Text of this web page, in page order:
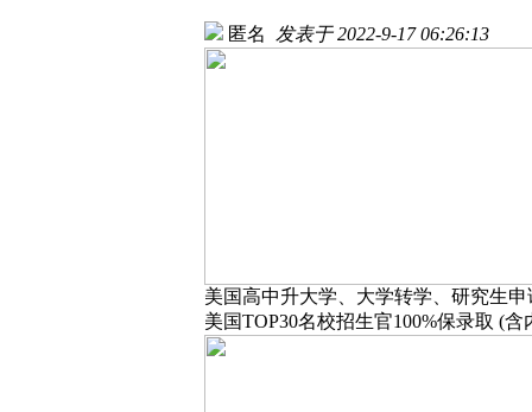
匿名 发表于 2022-9-17 06:26:13
美国高中升大学、大学转学、研究生申
美国TOP30名校招生官100%保录取 (含